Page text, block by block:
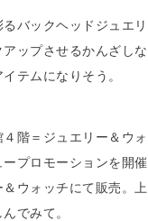
バックヘッドジュエ
ップさせるかんざし
テムになりそう。
階＝ジュエリー＆ウ
ープロモーションを開
ウォッチにて販売。
でみて。